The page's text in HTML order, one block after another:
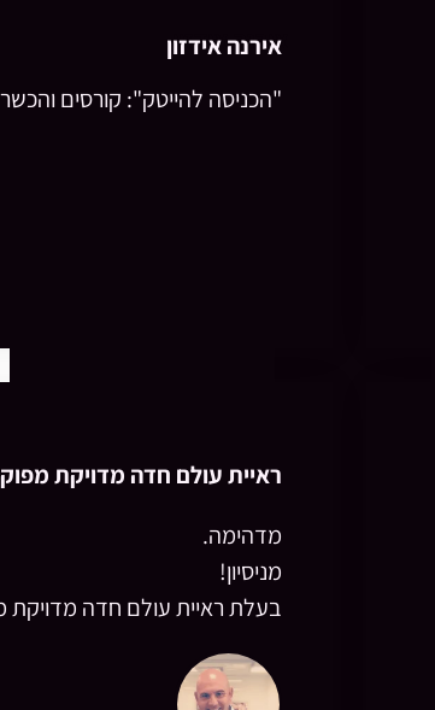
אירנה אידזון
"הכניסה להייטק": קורסים
ראיית עולם חדה מדויקת
מדהימה.
מניסיון!
בעלת ראיית עולם חדה